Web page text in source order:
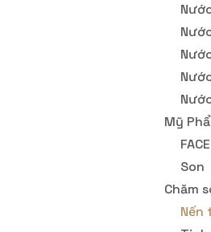
Mỹ
FACE
Son
Chăm
Nến